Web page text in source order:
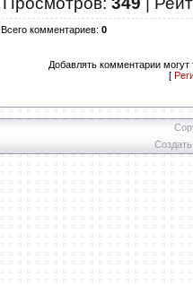
Всего комментариев: 0
Добавлять комментарии могут
[